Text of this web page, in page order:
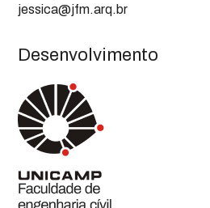
jessica@jfm.arq.br
Desenvolvimento